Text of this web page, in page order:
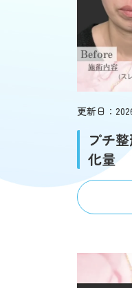
更新日：
プチ
化量